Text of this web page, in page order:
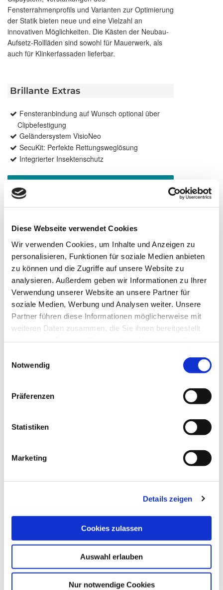
Diese Webseite verwendet Cookies
Wir verwenden Cookies, um Inhalte und Anzeigen zu
personalisieren, Funktionen für soziale Medien anbieten
zu können und die Zugriffe auf unsere Website zu
analysieren. Außerdem geben wir Informationen zu Ihrer
Verwendung unserer Website an unsere Partner für
soziale Medien, Werbung und Analysen weiter. Unsere
Partner führen diese Informationen möglicherweise mit
weiteren Daten zusammen, die Sie ihnen bereitgestellt
Notwendig
Präferenzen
Statistiken
Marketing
Details zeigen
Cookies zulassen
Auswahl erlauben
Nur notwendige Cookies
Fensterrahmenprofils und Varianten zur Optimierung
der Statik bieten neue und eine Vielzahl an
innovativen Möglichkeiten. Die Kästen der Neubau-
Aufsetz-Rollläden sind sowohl für Mauerwerk, als
auch für Klinkerfassaden lieferbar.
Brillante Extras
Fensteranbindung auf Wunsch optional über
Clipbefestigung
Geländersystem VisioNeo
SecuKit: Perfekte Rettungsweglösung
Integrierter Insektenschutz
Weitere Informationen zu Rollladen-Profile
Farben
Weitere Informationen
Das könnte Sie auch interessieren
Aufsetz-Rollläden